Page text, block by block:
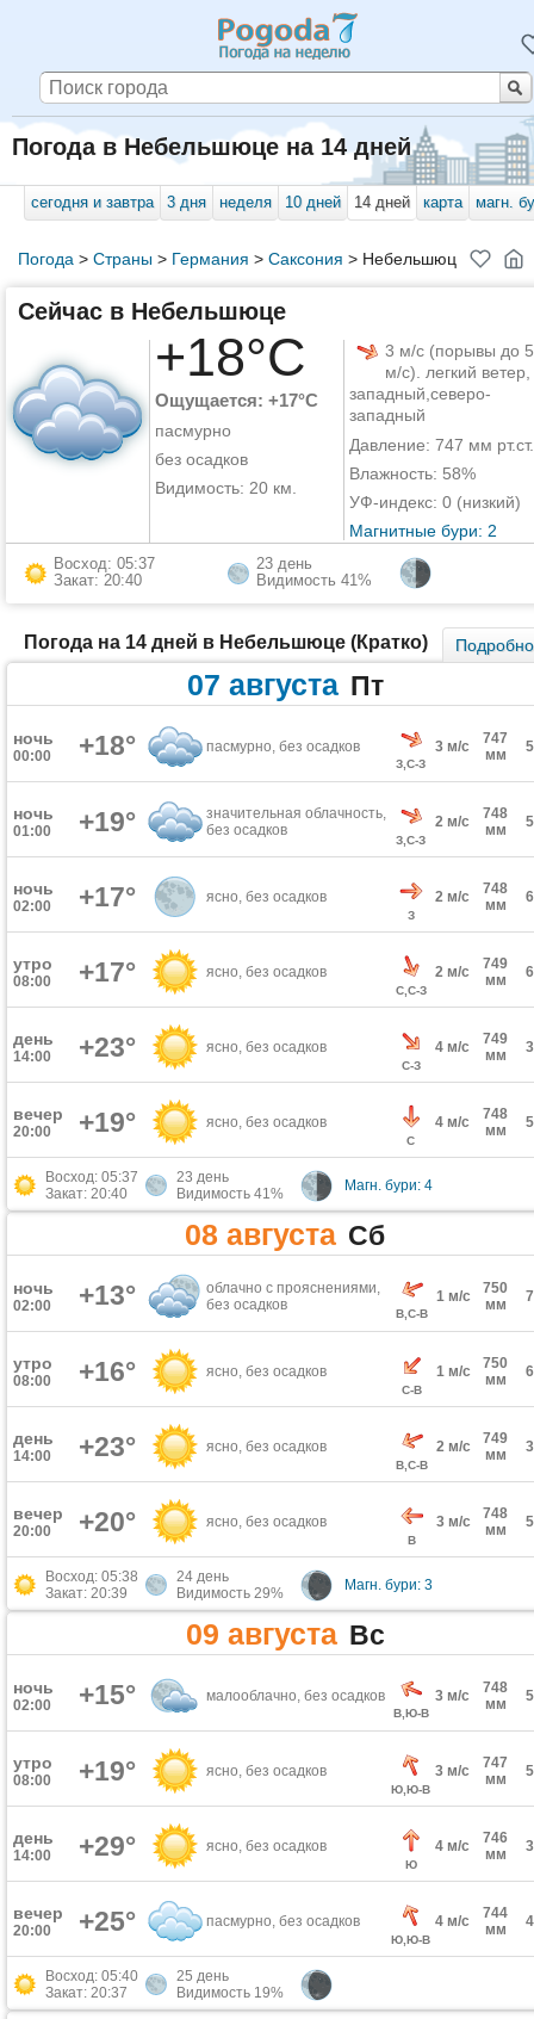
Погода в Небельшюце на 14 дней
сегодня и завтра 3 дня неделя 10 дней 14 дней карта магн.
Погода > Страны> Германия > Саксония > Небельшюц
Сейчас в Небельшюце
+18°C
Ощущается: +17°C
пасмурно
без осадков
Видимость: 20 км.
3 м/с (порывы до 5
м/с). легкий ветер,
западный,северо-
западный
Давление: 747 мм рт.ст.
Влажность: 58%
УФ-индекс: 0 (низкий)
Магнитные бури: 2
Восход: 05:37
Закат: 20:40
23 день
Видимость 41%
Погода на 14 дней в Небельшюце (Кратко) Подробно
07 августа Пт
ночь
00:00 +18° пасмурно, без осадков
З,С-З
3 м/с
747
мм
ночь
01:00 +19°
значительная облачность,
без осадков
З,С-З
2 м/с
748
мм
ночь
02:00 +17° ясно, без осадков
З
2 м/с
748
мм
утро
08:00 +17° ясно, без осадков
С,С-З
2 м/с
749
мм
день
14:00 +23° ясно, без осадков
С-З
4 м/с
749
мм
вечер
20:00 +19° ясно, без осадков
С
4 м/с
748
мм
Восход: 05:37
Закат: 20:40
23 день
Видимость 41%
Магн. бури: 4
08 августа Сб
ночь
02:00 +13°
облачно с прояснениями,
без осадков
В,С-В
1 м/с
750
мм
утро
08:00 +16° ясно, без осадков
С-В
1 м/с
750
мм
день
14:00 +23° ясно, без осадков
В,С-В
2 м/с
749
мм
вечер
20:00 +20° ясно, без осадков
В
3 м/с
748
мм
Восход: 05:38
Закат: 20:39
24 день
Видимость 29%
Магн. бури: 3
09 августа Вс
ночь
02:00 +15° малооблачно, без осадков
В,Ю-В
3 м/с
748
мм
утро
08:00 +19° ясно, без осадков
Ю,Ю-В
3 м/с
747
мм
день
14:00 +29° ясно, без осадков
Ю
4 м/с
746
мм
вечер
20:00 +25° пасмурно, без осадков
Ю,Ю-В
4 м/с
744
мм
Восход: 05:40
Закат: 20:37
25 день
Видимость 19%